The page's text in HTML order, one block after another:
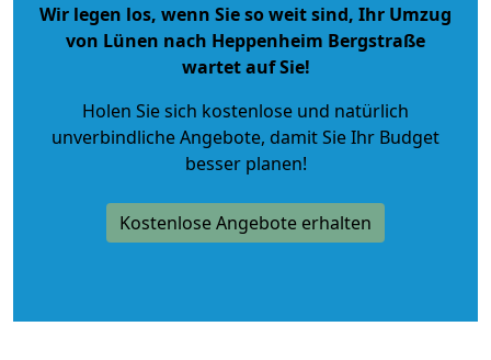
Wir legen los, wenn Sie so weit sind, Ihr Umzug
von Lünen nach Heppenheim Bergstraße
wartet auf Sie!
Holen Sie sich kostenlose und natürlich
unverbindliche Angebote, damit Sie Ihr Budget
besser planen!
Kostenlose Angebote erhalten